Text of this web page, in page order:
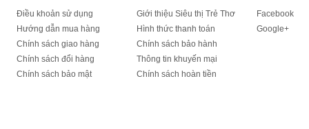
Điều khoản sử dụng
Hướng dẫn mua hàng
Chính sách giao hàng
Chính sách đổi hàng
Chính sách bảo mật
Giới thiệu Siêu thị Trẻ Thơ
Hình thức thanh toán
Chính sách bảo hành
Thông tin khuyến mại
Chính sách hoàn tiền
Facebook
Google+